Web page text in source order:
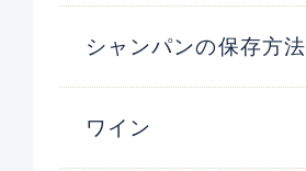
シャンパンの保存方法
ワイン